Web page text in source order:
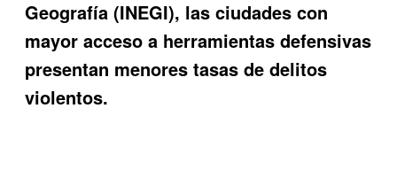
Geografía (INEGI), las ciudades con
mayor acceso a herramientas defensivas
presentan menores tasas de delitos
violentos.